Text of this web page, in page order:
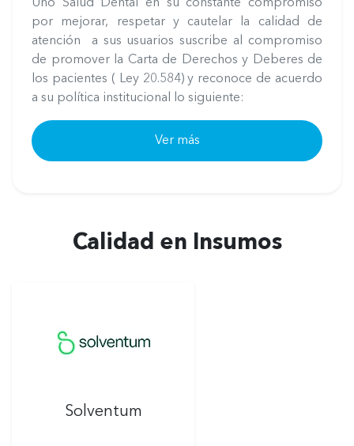
Uno Salud Dental en su constante compromiso
por mejorar, respetar y cautelar la calidad de
atención a sus usuarios suscribe al compromiso
de promover la Carta de Derechos y Deberes de
los pacientes ( Ley 20.584) y reconoce de acuerdo
a su política institucional lo siguiente:
Ver más
Calidad en Insumos
Solventum